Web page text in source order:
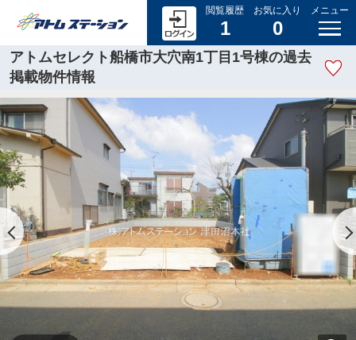
閲覧履歴
1
お気に入り
0
メニュー
アトムセレクト船橋市大穴南1丁目1号棟の過去
掲載物件情報